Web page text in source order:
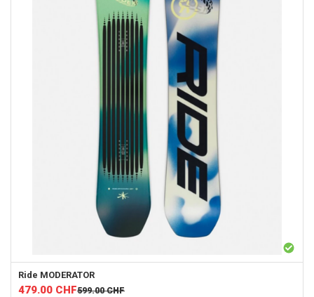
Ride MODERATOR
479.00 CHF599.00 CHF